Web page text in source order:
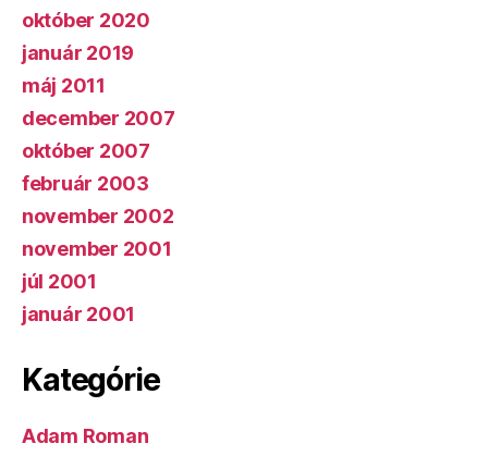
október 2020
január 2019
máj 2011
december 2007
október 2007
február 2003
november 2002
november 2001
júl 2001
január 2001
Kategórie
Adam Roman